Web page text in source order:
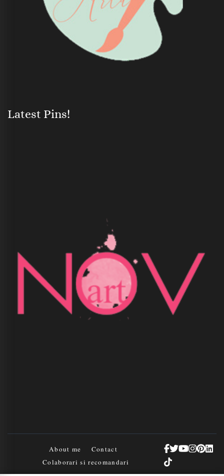
Latest Pins!
About me
Contact
Colaborari si recomandari